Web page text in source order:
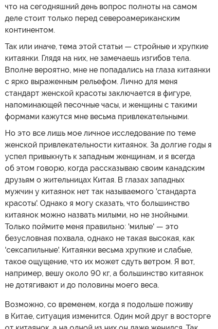
что на сегодняшний день вопрос полноты на самом
деле стоит только перед североамериканским
континентом.
Так или иначе, тема этой статьи — стройные и хрупкие
китаянки. Глядя на них, не замечаешь изгибов тела.
Вполне вероятно, мне не попадались на глаза китаянки
с ярко выраженным рельефом. Лично для меня
стандарт женской красоты заключается в фигуре,
напоминающей песочные часы, и женщины с такими
формами кажутся мне весьма привлекательными.
Но это все лишь мое личное исследование по теме
женской привлекательности китаянок. За долгие годы я
успел привыкнуть к западным женщинам, и я всегда
об этом говорю, когда рассказываю своим канадским
друзьям о жительницах Китая. В глазах западных
мужчин у китаянок нет так называемого 'стандарта
красоты'. Однако я могу сказать, что большинство
китаянок можно назвать милыми, но не знойными.
Только поймите меня правильно: 'милые' — это
безусловная похвала, однако не такая высокая, как
'сексапильные'. Китаянки весьма хрупкие и слабые,
такое ощущение, что их может сдуть ветром. Я вот,
например, вешу около 90 кг, а большинство китаянок
не дотягивают и до половины моего веса.
Возможно, со временем, когда я подольше поживу
в Китае, ситуация изменится. Один мой друг в восторге